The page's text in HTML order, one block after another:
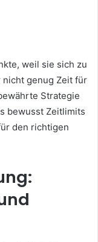
weil sie sich zu
nicht genug Zeit für
Strategie
bewusst Zeitlimits
den richtigen